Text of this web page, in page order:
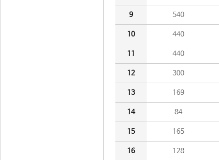
9 540
10 440
11 440
12 300
13 169
14 84
15 165
16 128